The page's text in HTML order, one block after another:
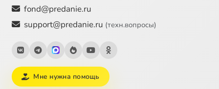
fond@predanie.ru
support@predanie.ru (техн.вопросы)
Мне нужна помощь